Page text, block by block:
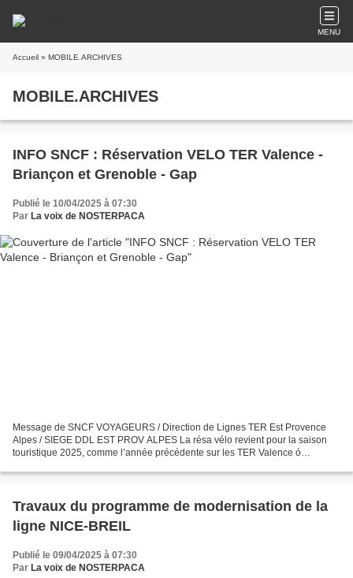
MENU
Accueil » MOBILE.ARCHIVES
MOBILE.ARCHIVES
INFO SNCF : Réservation VELO TER Valence -
Briançon et Grenoble - Gap
Publié le 10/04/2025 à 07:30
Par La voix de NOSTERPACA
Message de SNCF VOYAGEURS / Direction de Lignes TER Est Provence
Alpes / SIEGE DDL EST PROV ALPES La résa vélo revient pour la saison
touristique 2025, comme l’année précédente sur les TER Valence ó
Travaux du programme de modernisation de la
ligne NICE-BREIL
Publié le 09/04/2025 à 07:30
Par La voix de NOSTERPACA